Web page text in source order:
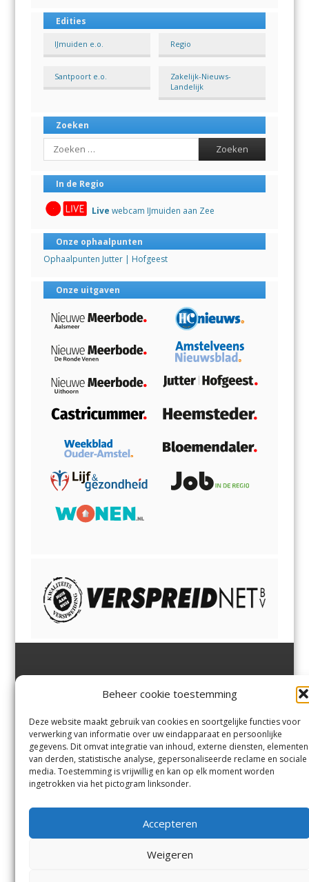
Beheer cookie toestemming
Deze website maakt gebruik van cookies en soortgelijke functies voor
verwerking van informatie over uw eindapparaat en persoonlijke
gegevens. Dit omvat integratie van inhoud, externe diensten, elementen
van derden, statistische analyse, gepersonaliseerde reclame en sociale
media. Toestemming is vrijwillig en kan op elk moment worden
ingetrokken via het pictogram linksonder.
Accepteren
Weigeren
Edities
IJmuiden e.o. Regio
Santpoort e.o.
Zakelijk-Nieuws-
Landelijk
Zoeken
Search
In de Regio
Live webcam IJmuiden aan Zee
Onze ophaalpunten
Ophaalpunten Jutter | Hofgeest
Onze uitgaven
Margadantstraat 34
0255-533900
info@jutter.nlofinfo@hofgee
st.nl
Velserbroek,Velsen-Zuid,
Zuid,Driehuisen
Spaarnwoude.
Contact
Andere uitgaven
Voorwaarden